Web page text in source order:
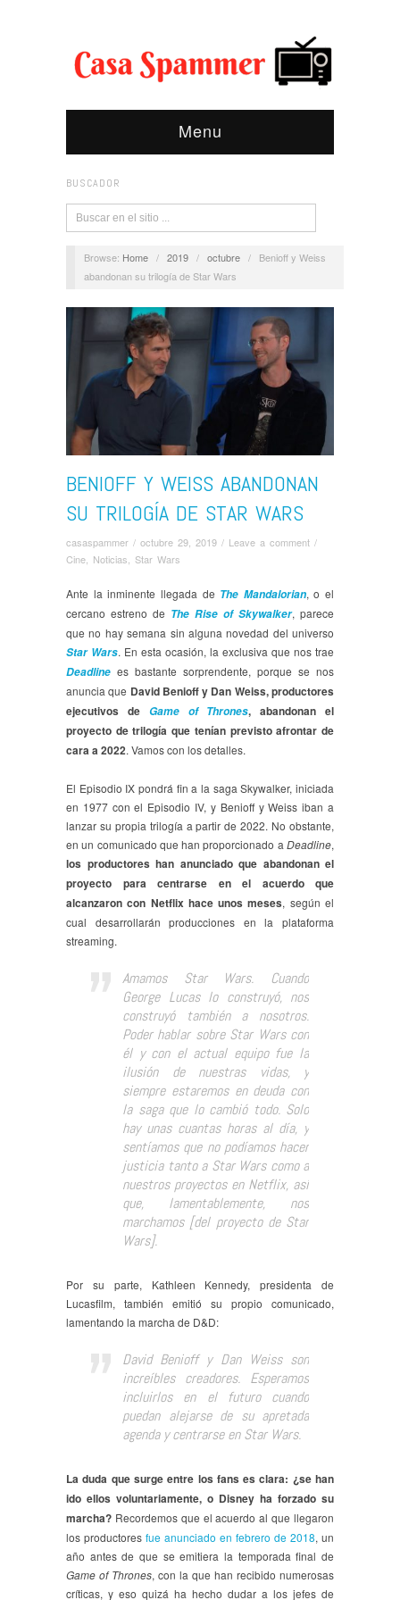
Menu
BUSCADOR
Browse: Home / 2019 / octubre /
Benioff y Weiss
abandonan su trilogía de Star Wars
BENIOFF Y WEISS ABANDONAN
SU TRILOGÍA DE STAR WARS
casaspammer / octubre 29, 2019 / Leave a comment /
Cine Noticias Star Wars
Ante la inminente llegada de The Mandalorian, o el
cercano estreno de The Rise of Skywalker, parece
que no hay semana sin alguna novedad del universo
Star Wars. En esta ocasión, la exclusiva que nos trae
Deadline es bastante sorprendente, porque se nos
anuncia que David Benioff y Dan Weiss, productores
ejecutivos de Game of Thrones, abandonan el
proyecto de trilogía que tenían previsto afrontar de
cara a 2022. Vamos con los detalles.
El Episodio IX pondrá fin a la saga Skywalker, iniciada
en 1977 con el Episodio IV, y Benioff y Weiss iban a
lanzar su propia trilogía a partir de 2022. No obstante,
en un comunicado que han proporcionado a Deadline,
los productores han anunciado que abandonan el
proyecto para centrarse en el acuerdo que
alcanzaron con Netflix hace unos meses, según el
cual desarrollarán producciones en la plataforma
streaming.
Amamos Star Wars. Cuando
George Lucas lo construyó, nos
construyó también a nosotros.
Poder hablar sobre Star Wars con
él y con el actual equipo fue la
ilusión de nuestras vidas, y
siempre estaremos en deuda con
la saga que lo cambió todo. Solo
hay unas cuantas horas al día, y
sentíamos que no podíamos hacer
justicia tanto a Star Wars como a
nuestros proyectos en Netflix, así
que, lamentablemente, nos
marchamos [del proyecto de Star
Wars].
Por su parte, Kathleen Kennedy, presidenta de
Lucasfilm, también emitió su propio comunicado,
lamentando la marcha de D&D:
David Benioff y Dan Weiss son
increíbles creadores. Esperamos
incluirlos en el futuro cuando
puedan alejarse de su apretada
agenda y centrarse en Star Wars.
La duda que surge entre los fans es clara: ¿se han
ido ellos voluntariamente, o Disney ha forzado su
marcha? Recordemos que el acuerdo al que llegaron
los productores fue anunciado en febrero de 2018, un
año antes de que se emitiera la temporada final de
Game of Thrones, con la que han recibido numerosas
críticas, y eso quizá ha hecho dudar a los jefes de